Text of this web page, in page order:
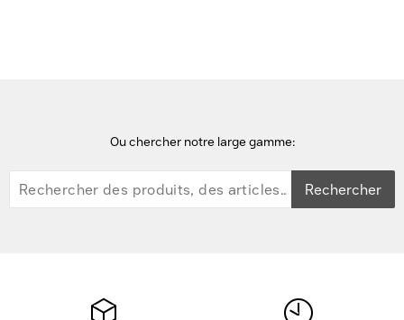
Ou chercher notre large gamme:
Rechercher